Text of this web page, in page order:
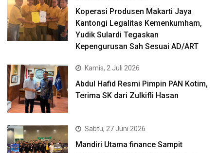
Koperasi Produsen Makarti Jaya
Kantongi Legalitas Kemenkumham,
Yudik Sulardi Tegaskan
Kepengurusan Sah Sesuai AD/ART
Kamis, 2 Juli 2026
Abdul Hafid Resmi Pimpin PAN Kotim,
Terima SK dari Zulkifli Hasan
Sabtu, 27 Juni 2026
Mandiri Utama finance Sampit